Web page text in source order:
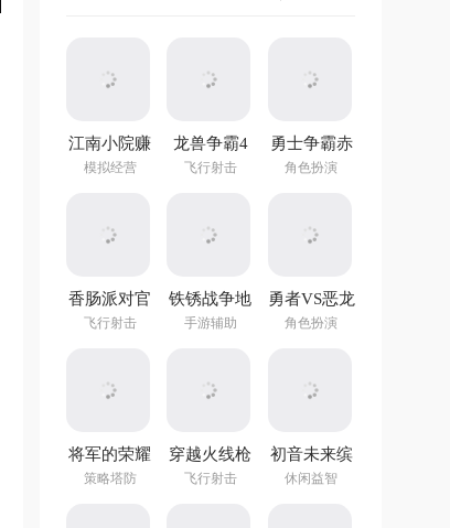
江南小院赚
钱游戏
模拟经营
龙兽争霸4
手游
飞行射击
勇士争霸赤
胆联盟
角色扮演
香肠派对官
方正版
飞行射击
铁锈战争地
图编辑器中
手游辅助
勇者VS恶龙
手游
角色扮演
将军的荣耀
3官方正版
策略塔防
穿越火线枪
战王者体验
飞行射击
初音未来缤
纷舞台国服
休闲益智